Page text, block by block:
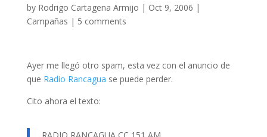
by Rodrigo Cartagena Armijo | Oct 9, 2006 |
Campañas | 5 comments
Ayer me llegó otro spam, esta vez con el anuncio de
que Radio Rancagua se puede perder.
Cito ahora el texto: